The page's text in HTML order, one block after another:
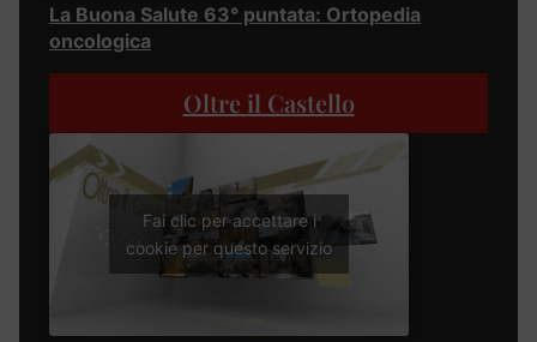
La Buona Salute 63° puntata: Ortopedia
oncologica
Oltre il Castello
Fai clic per accettare i
cookie per questo servizio